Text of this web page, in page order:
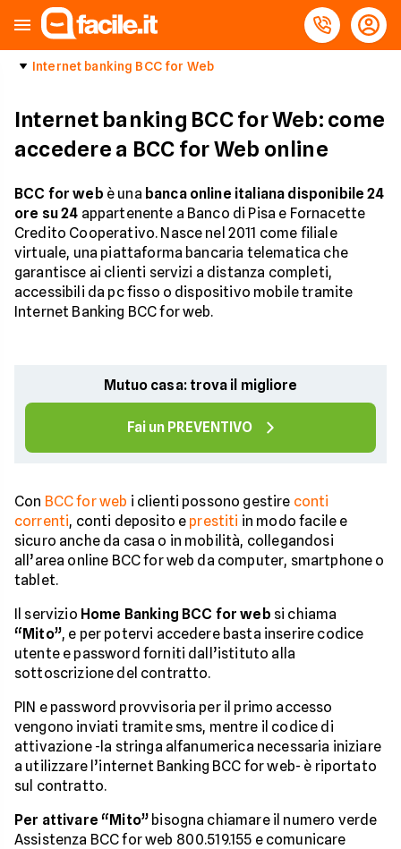
Internet banking BCC for Web
Internet banking BCC for Web: come
accedere a BCC for Web online
BCC for web è una banca online italiana disponibile 24
ore su 24 appartenente a Banco di Pisa e Fornacette
Credito Cooperativo. Nasce nel 2011 come filiale
virtuale, una piattaforma bancaria telematica che
garantisce ai clienti servizi a distanza completi,
accessibili da pc fisso o dispositivo mobile tramite
Internet Banking BCC for web.
Mutuo casa: trova il migliore
Fai un PREVENTIVO
Con BCC for web i clienti possono gestire conti
correnti, conti deposito e prestiti in modo facile e
sicuro anche da casa o in mobilità, collegandosi
all’area online BCC for web da computer, smartphone o
tablet.
Il servizio Home Banking BCC for web si chiama
“Mito”, e per potervi accedere basta inserire codice
utente e password forniti dall’istituto alla
sottoscrizione del contratto.
PIN e password provvisoria per il primo accesso
vengono inviati tramite sms, mentre il codice di
attivazione -la stringa alfanumerica necessaria iniziare
a utilizzare l’internet Banking BCC for web- è riportato
sul contratto.
Per attivare “Mito” bisogna chiamare il numero verde
Assistenza BCC for web 800.519.155 e comunicare